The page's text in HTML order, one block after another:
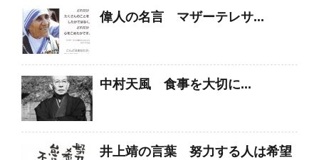
偉人の名言 マザーテレサ...
中村天風 食事を大切に...
井上靖の言葉 努力する人は希望